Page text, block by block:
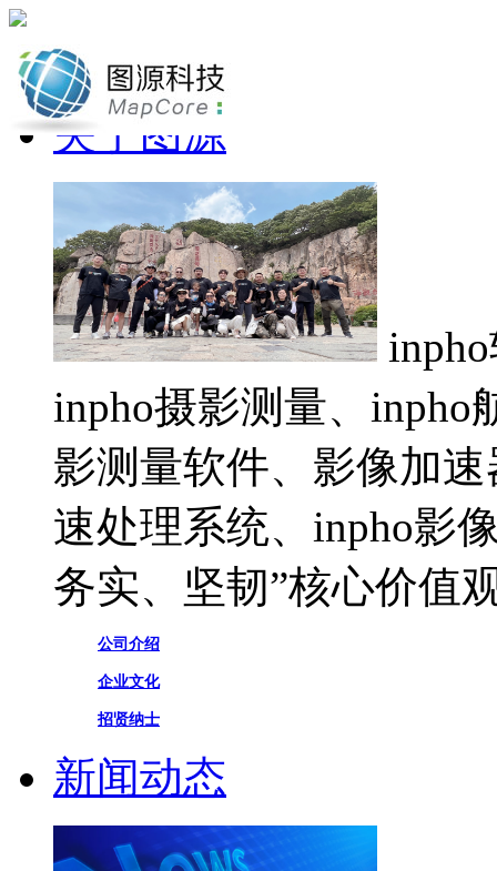
网站首页
关于图源
inpho摄影测量、inpho
影测量软件、影像加
速处理系统、inpho影
务实、坚韧”核心价值
公司介绍
企业文化
招贤纳士
新闻动态